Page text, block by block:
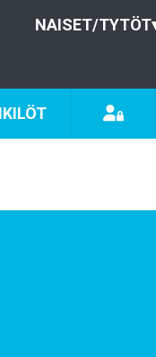
NAISET/TYTÖT